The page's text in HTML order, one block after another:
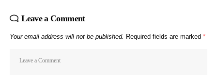
Leave a Comment
Your email address will not be published. Required fields are marked *